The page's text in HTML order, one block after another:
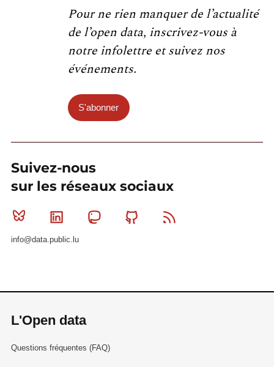
Pour ne rien manquer de l’actualité
de l’open data, inscrivez-vous à
notre infolettre et suivez nos
événements.
S'abonner
Suivez-nous
sur les réseaux sociaux
Bluesky Linkedin MastodonGithub
info@data.public.lu
L'Open data
Questions fréquentes (FAQ)